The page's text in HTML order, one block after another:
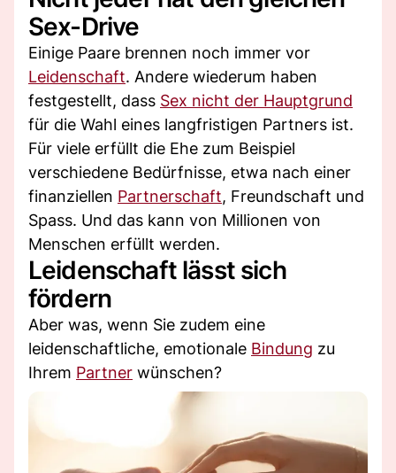
Sex-Drive
Einige Paare brennen noch immer vor
Leidenschaft. Andere wiederum haben
festgestellt, dass Sex nicht der Hauptgrund
für die Wahl eines langfristigen Partners ist.
Für viele erfüllt die Ehe zum Beispiel
verschiedene Bedürfnisse, etwa nach einer
finanziellen Partnerschaft, Freundschaft und
Spass. Und das kann von Millionen von
Menschen erfüllt werden.
Leidenschaft lässt sich
fördern
Aber was, wenn Sie zudem eine
leidenschaftliche, emotionale Bindung zu
Ihrem Partner wünschen?